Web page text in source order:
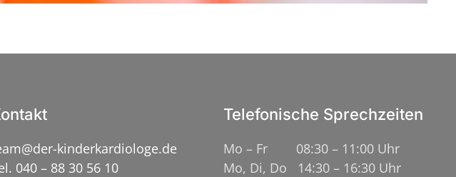
kinderkardiologe.de
040 – 88 30 56 10
Telefonische Sprechzeiten
Mo – Fr 08:30 – 11:00 Uhr
Mo, Di, Do 14:30 – 16:30 Uhr